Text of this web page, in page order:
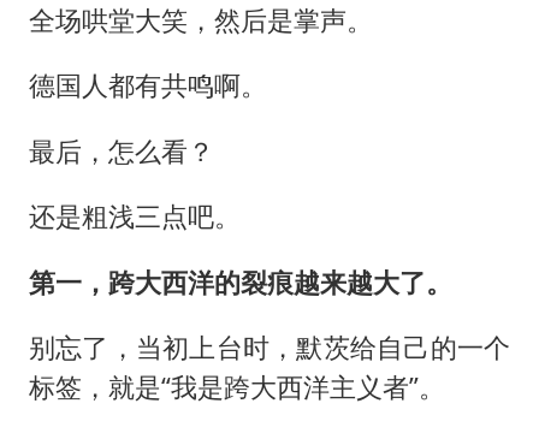
全场哄堂大笑，然后是掌声。
德国人都有共鸣啊。
最后，怎么看？
还是粗浅三点吧。
第一，跨大西洋的裂痕越来越大了。
别忘了，当初上台时，默茨给自己的一个
标签，就是“我是跨大西洋主义者”。